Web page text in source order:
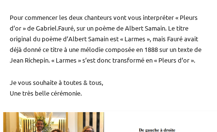
Pour commencer les deux chanteurs vont vous interpréter « Pleurs
d’or » de Gabriel.Fauré, sur un poème de Albert Samain. Le titre
original du poème d’Albert Samain est « Larmes », mais Fauré avait
déjà donné ce titre à une mélodie composée en 1888 sur un texte de
Jean Richepin. « Larmes » s’est donc transformé en « Pleurs d’or ».
Je vous souhaite à toutes & tous,
Une très belle cérémonie.